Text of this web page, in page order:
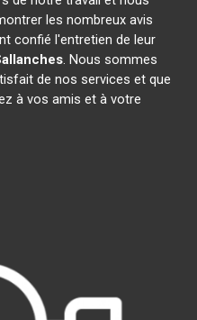
les nombreux avis
confié l'entretien de leur
. Nous sommes
de nos services et que
à vos amis et à votre